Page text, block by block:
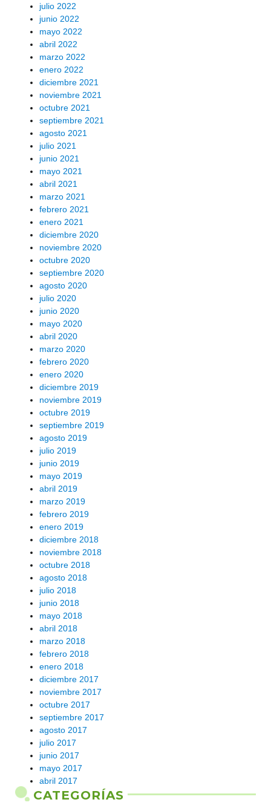
julio 2022
junio 2022
mayo 2022
abril 2022
marzo 2022
enero 2022
diciembre 2021
noviembre 2021
octubre 2021
septiembre 2021
agosto 2021
julio 2021
junio 2021
mayo 2021
abril 2021
marzo 2021
febrero 2021
enero 2021
diciembre 2020
noviembre 2020
octubre 2020
septiembre 2020
agosto 2020
julio 2020
junio 2020
mayo 2020
abril 2020
marzo 2020
febrero 2020
enero 2020
diciembre 2019
noviembre 2019
octubre 2019
septiembre 2019
agosto 2019
julio 2019
junio 2019
mayo 2019
abril 2019
marzo 2019
febrero 2019
enero 2019
diciembre 2018
noviembre 2018
octubre 2018
agosto 2018
julio 2018
junio 2018
mayo 2018
abril 2018
marzo 2018
febrero 2018
enero 2018
diciembre 2017
noviembre 2017
octubre 2017
septiembre 2017
agosto 2017
julio 2017
junio 2017
mayo 2017
abril 2017
CATEGORÍAS